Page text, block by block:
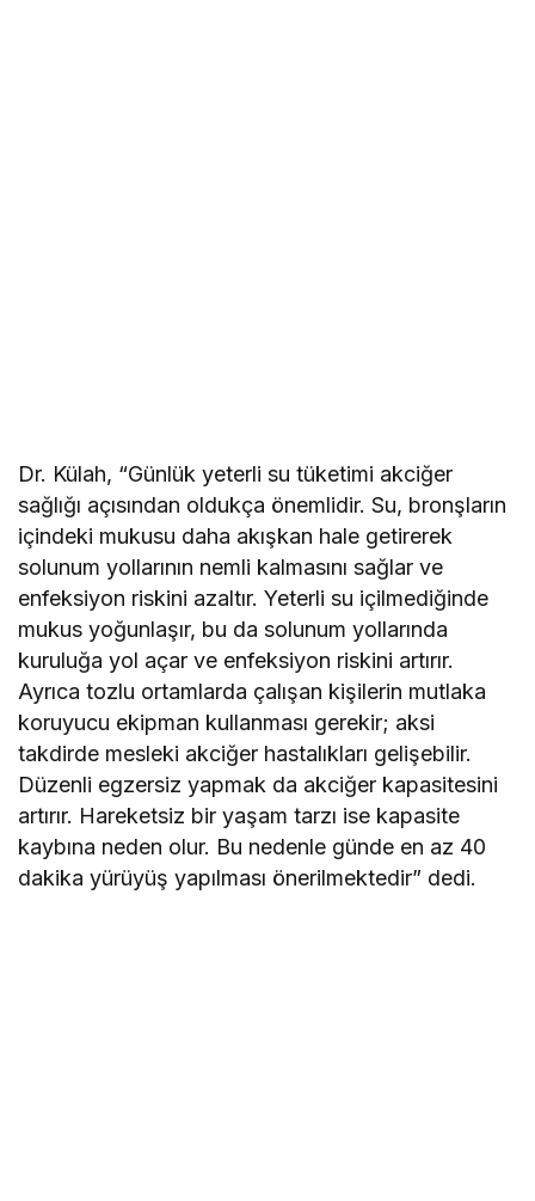
Dr. Külah, “Günlük yeterli su tüketimi akciğer
sağlığı açısından oldukça önemlidir. Su, bronşların
içindeki mukusu daha akışkan hale getirerek
solunum yollarının nemli kalmasını sağlar ve
enfeksiyon riskini azaltır. Yeterli su içilmediğinde
mukus yoğunlaşır, bu da solunum yollarında
kuruluğa yol açar ve enfeksiyon riskini artırır.
Ayrıca tozlu ortamlarda çalışan kişilerin mutlaka
koruyucu ekipman kullanması gerekir; aksi
takdirde mesleki akciğer hastalıkları gelişebilir.
Düzenli egzersiz yapmak da akciğer kapasitesini
artırır. Hareketsiz bir yaşam tarzı ise kapasite
kaybına neden olur. Bu nedenle günde en az 40
dakika yürüyüş yapılması önerilmektedir” dedi.